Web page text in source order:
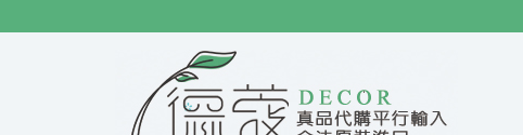
時 特賣